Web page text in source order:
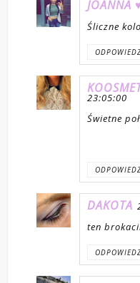
JOANNA
Śliczne
23:05:00
Świetne
DAKOTA
ten